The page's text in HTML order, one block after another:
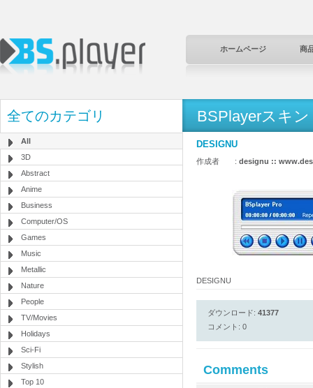
ホームページ 商
全てのカテゴリ
All
3D
Abstract
Anime
Business
Computer/OS
Games
Music
Metallic
Nature
People
TV/Movies
Holidays
Sci-Fi
Stylish
Top 10
BSPlayerスキン
DESIGNU
作成者 : designu ::
DESIGNU
ダウンロード: 41377
コメント: 0
Comments